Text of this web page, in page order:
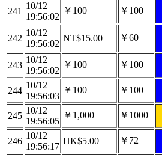
241
10/12
19:56:02
￥100 ￥100
242
10/12
19:56:02
NT$15.00 ￥60
243
10/12
19:56:02
￥100 ￥100
244
10/12
19:56:03
￥100 ￥100
245
10/12
19:56:05
￥1,000 ￥1000
246
10/12
19:56:17
HK$5.00 ￥72